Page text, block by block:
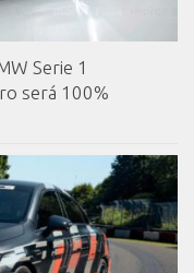
Serie 1
será 100%